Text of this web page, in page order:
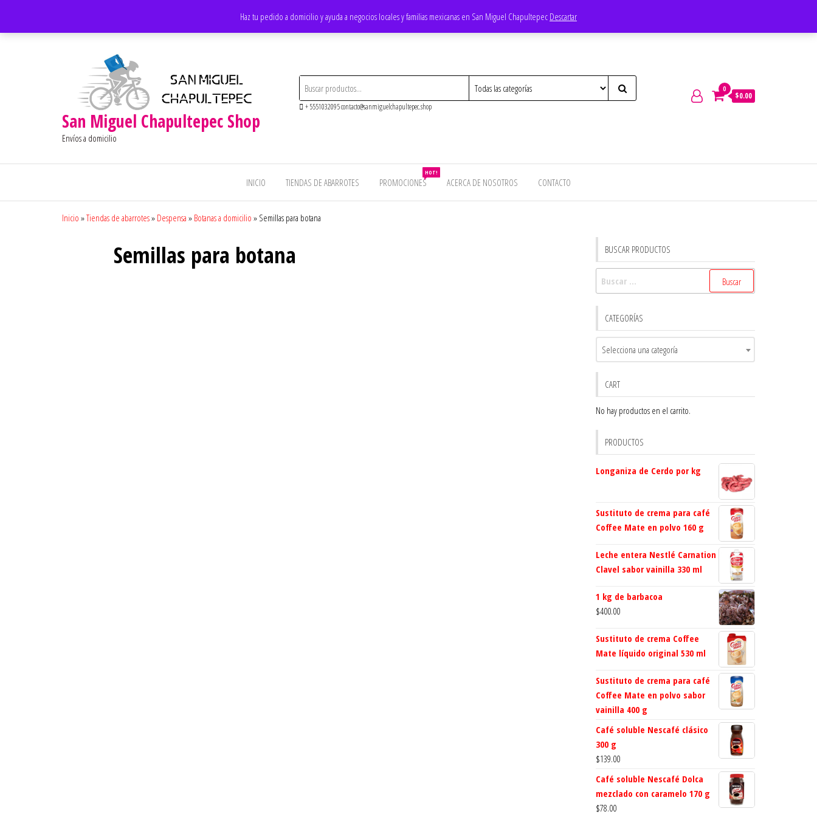
contenido
Haz tu pedido a domicilio y ayuda a negocios locales y familias mexicanas en San Miguel Chapultepec Descartar
San Miguel Chapultepec Shop
Envíos a domicilio
+ 5551032095 contacto@sanmiguelchapultepec.shop
0
$0.00
INICIO TIENDAS DE ABARROTES PROMOCIONES
HOT!
ACERCA DE NOSOTROS CONTACTO
Inicio »Tiendas de abarrotes» Despensa » Botanas a domicilio » Semillas para botana
Semillas para botana BUSCAR PRODUCTOS
CATEGORÍAS
Selecciona una categoría
CART
No hay productos en el carrito.
PRODUCTOS
Longaniza de Cerdo por kg
Sustituto de crema para café
Coffee Mate en polvo 160 g
Leche entera Nestlé Carnation
Clavel sabor vainilla 330 ml
1 kg de barbacoa
$400.00
Sustituto de crema Coffee
Mate líquido original 530 ml
Sustituto de crema para café
Coffee Mate en polvo sabor
vainilla 400 g
Café soluble Nescafé clásico
300 g
$139.00
Café soluble Nescafé Dolca
mezclado con caramelo 170 g
$78.00